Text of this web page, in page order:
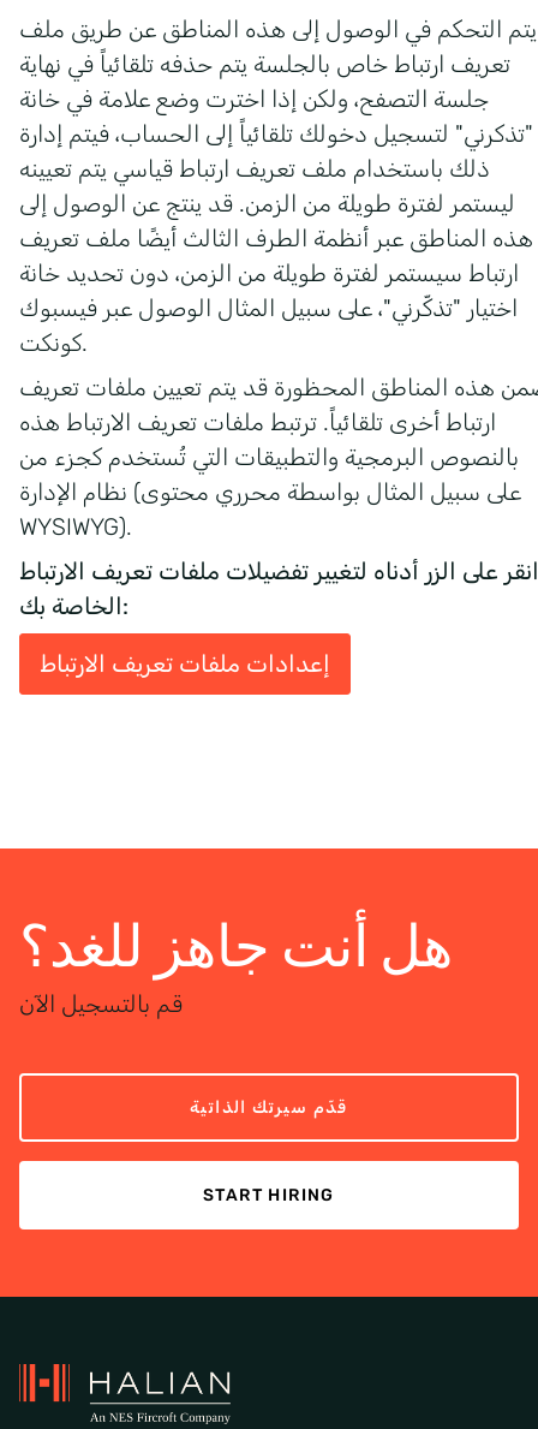
يتم التحكم في الوصول إلى هذه المناطق عن طريق ملف
تعريف ارتباط خاص بالجلسة يتم حذفه تلقائياً في نهاية
جلسة التصفح، ولكن إذا اخترت وضع علامة في خانة
"تذكرني" لتسجيل دخولك تلقائياً إلى الحساب، فيتم إدارة
ذلك باستخدام ملف تعريف ارتباط قياسي يتم تعيينه
ليستمر لفترة طويلة من الزمن. قد ينتج عن الوصول إلى
هذه المناطق عبر أنظمة الطرف الثالث أيضًا ملف تعريف
ارتباط سيستمر لفترة طويلة من الزمن، دون تحديد خانة
اختيار "تذكّرني"، على سبيل المثال الوصول عبر فيسبوك
كونكت.
هذه المناطق المحظورة قد يتم تعيين ملفات تعريف
ارتباط أخرى تلقائياً. ترتبط ملفات تعريف الارتباط هذه
بالنصوص البرمجية والتطبيقات التي تُستخدم كجزء من
نظام الإدارة (على سبيل المثال بواسطة محرري محتوى
WYSIWYG).
انقر على الزر أدناه لتغيير تفضيلات ملفات تعريف الارتباط
الخاصة بك:
إعدادات ملفات تعريف الارتباط
هل أنت جاهز للغد؟
قم بالتسجيل الآن
قدّم سيرتك الذاتية
START HIRING